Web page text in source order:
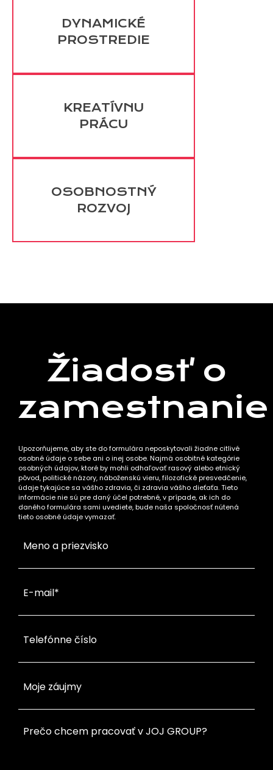
DYNAMICKÉ
PROSTREDIE
KREATÍVNU
PRÁCU
OSOBNOSTNÝ
ROZVOJ
Žiadosť o
zamestnanie
Upozorňujeme, aby ste do formulára neposkytovali žiadne citlivé
osobné údaje o sebe ani o inej osobe. Najmä osobitné kategórie
osobných údajov, ktoré by mohli odhaľovať rasový alebo etnický
pôvod, politické názory, náboženskú vieru, filozofické presvedčenie,
údaje tykajúce sa vášho zdravia, či zdravia vášho dieťaťa. Tieto
informácie nie sú pre daný účel potrebné, v prípade, ak ich do
daného formulára sami uvediete, bude naša spoločnosť nútená
tieto osobné údaje vymazať.
a
priezvisko
*
Telefónne
čislo
Záujmy
Prečo